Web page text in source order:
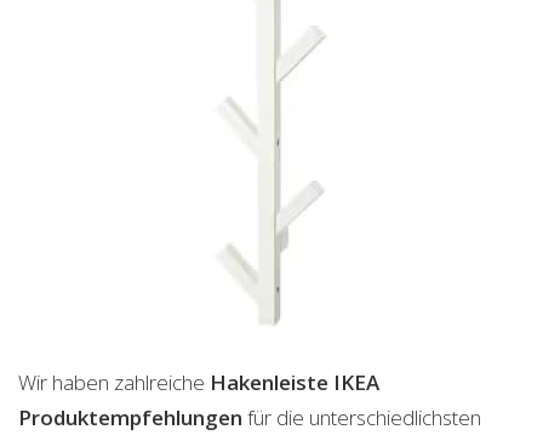
Wir haben zahlreiche Hakenleiste IKEA
Produktempfehlungen für die unterschiedlichsten